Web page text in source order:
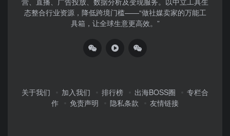
态整合行业资源，降低跨境门槛——“做社媒卖家的万能工
具箱，让全球生意更高效。”
关于我们 加入我们 排行榜 出海BOSS圈
专栏合
作
免责声明 隐私条款 友情链接